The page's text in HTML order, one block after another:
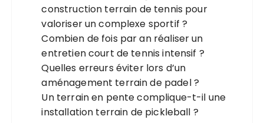
construction terrain de tennis pour
valoriser un complexe sportif ?
Combien de fois par an réaliser un
entretien court de tennis intensif ?
Quelles erreurs éviter lors d’un
aménagement terrain de padel ?
Un terrain en pente complique-t-il une
installation terrain de pickleball ?